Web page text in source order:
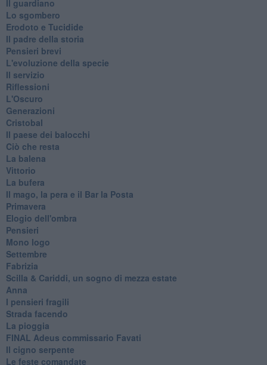
Il guardiano
Lo sgombero
Erodoto e Tucidide
Il padre della storia
Pensieri brevi
L'evoluzione della specie
Il servizio
Riflessioni
L'Oscuro
Generazioni
Cristobal
Il paese dei balocchi
Ciò che resta
La balena
Vittorio
La bufera
Il mago, la pera e il Bar la Posta
Primavera
Elogio dell'ombra
Pensieri
Mono logo
Settembre
Fabrizia
​Scilla & Cariddi, un sogno di mezza estate
Anna
I pensieri fragili
Strada facendo
La pioggia
FINAL Adeus commissario Favati
Il cigno serpente
Le feste comandate